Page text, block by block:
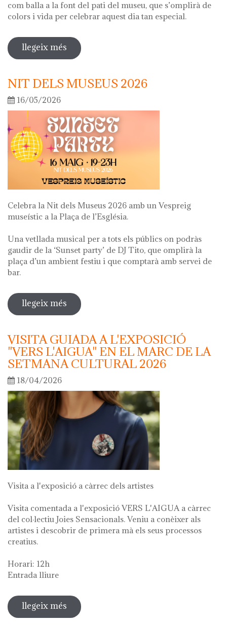
com balla a la font del pati del museu, que s’omplirà de
colors i vida per celebrar aquest dia tan especial.
llegeix més sobre diada de la flor
NIT DELS MUSEUS 2026
16/05/2026
Celebra la Nit dels Museus 2026 amb un Vespreig
museístic a la Plaça de l’Església.
Una vetllada musical per a tots els públics on podràs
gaudir de la ‘Sunset party’ de DJ Tito, que omplirà la
plaça d’un ambient festiu i que comptarà amb servei de
bar.
llegeix més sobre nit dels museus 2026
VISITA GUIADA A L'EXPOSICIÓ
"VERS L'AIGUA" EN EL MARC DE LA
SETMANA CULTURAL 2026
18/04/2026
Visita a l'exposició a càrrec dels artistes
Visita comentada a l'exposició VERS L'AIGUA a càrrec
del col·lectiu Joies Sensacionals. Veniu a conèixer als
artistes i descobrir de primera mà els seus processos
creatius.
Horari: 12h
Entrada lliure
llegeix més sobre visita guiada a l'exposició "vers
l'aigua" en el marc de la setmana